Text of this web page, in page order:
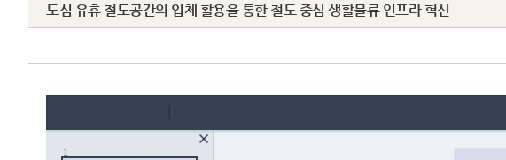
도심 유휴 철도공간의 입체 활용을 통한 철도 중심 생활물류 인프라 혁신